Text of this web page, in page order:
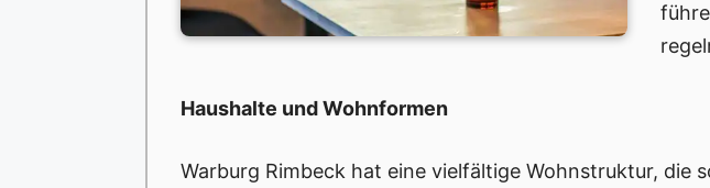
Haushalte und Wohnformen
Warburg Rimbeck hat eine vielfältige Wohnstruktur, die